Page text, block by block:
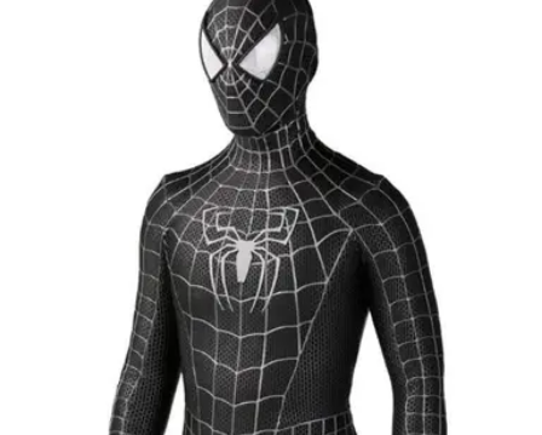
Guías y
ComparativosDisfraces Clásicos